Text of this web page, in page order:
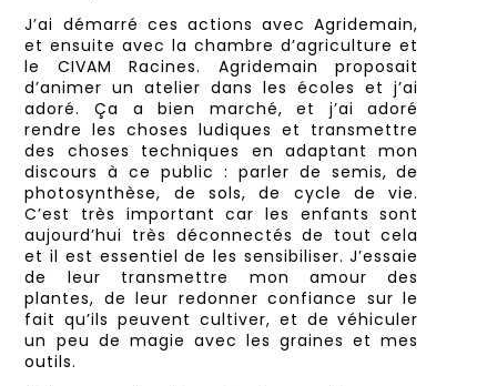
J’ai démarré ces actions avec Agridemain,
et ensuite avec la chambre d’agriculture et
le CIVAM Racines. Agridemain proposait
d’animer un atelier dans les écoles et j’ai
adoré. Ça a bien marché, et j’ai adoré
rendre les choses ludiques et transmettre
des choses techniques en adaptant mon
discours à ce public : parler de semis, de
photosynthèse, de sols, de cycle de vie.
C’est très important car les enfants sont
aujourd’hui très déconnectés de tout cela
et il est essentiel de les sensibiliser. J’essaie
de leur transmettre mon amour des
plantes, de leur redonner confiance sur le
fait qu’ils peuvent cultiver, et de véhiculer
un peu de magie avec les graines et mes
outils.